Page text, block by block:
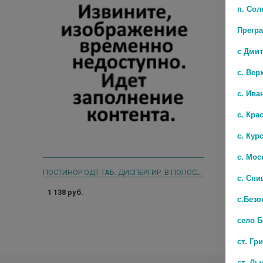
ПОСТИНОР ОДТ ТАБ. ДИСПЕРГИР. В ПОЛОСТИ РТА 1,5МГ №1
1 138 руб.
п.
с
с.
с.
с.
с.
с.
с.
село
ст.